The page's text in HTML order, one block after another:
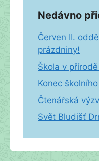
Nedávno
Červen II.
prázdniny!
Škola v
Konec
Čtenářská
Svět Bludišť